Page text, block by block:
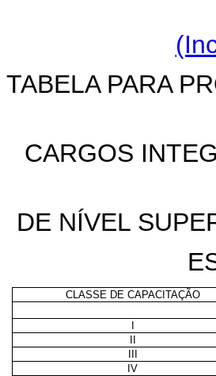
TABELA PARA
CARGOS
DE NÍVEL
CLASSE DE CAPACITAÇÃO
IV